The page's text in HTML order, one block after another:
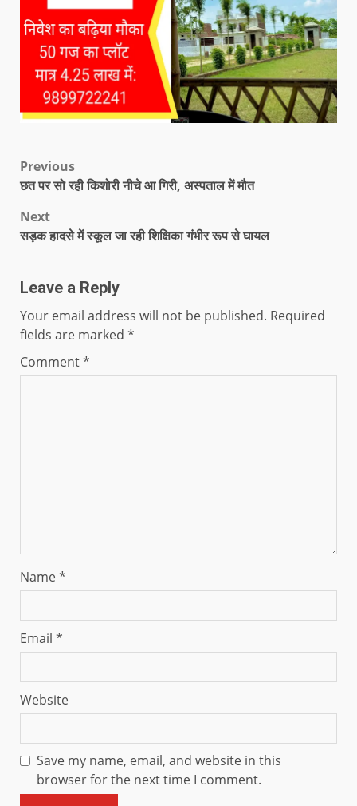
Previous
छत पर सो रही किशोरी नीचे आ गिरी, अस्पताल में मौत
Next
सड़क हादसे में स्कूल जा रही शिक्षिका गंभीर रूप से घायल
Leave a Reply
Your email address will not be published. Required
fields are marked *
Comment*
Name*
Email *
Website
Save my name, email, and website in this
browser for the next time I comment.